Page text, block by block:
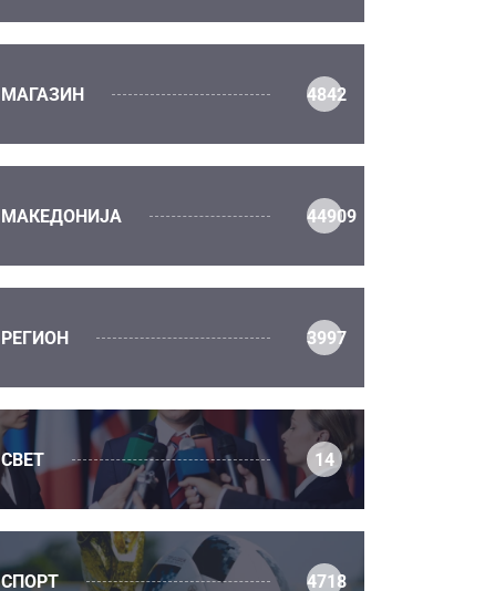
МАГАЗИН 4842
МАКЕДОНИЈА 44909
РЕГИОН 3997
СВЕТ 14
СПОРТ 4718